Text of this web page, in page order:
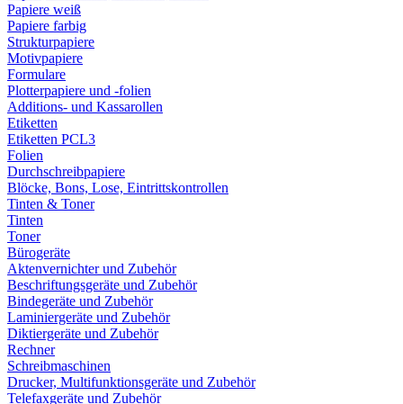
Papiere weiß
Papiere farbig
Strukturpapiere
Motivpapiere
Formulare
Plotterpapiere und -folien
Additions- und Kassarollen
Etiketten
Etiketten PCL3
Folien
Durchschreibpapiere
Blöcke, Bons, Lose, Eintrittskontrollen
Tinten & Toner
Tinten
Toner
Bürogeräte
Aktenvernichter und Zubehör
Beschriftungsgeräte und Zubehör
Bindegeräte und Zubehör
Laminiergeräte und Zubehör
Diktiergeräte und Zubehör
Rechner
Schreibmaschinen
Drucker, Multifunktionsgeräte und Zubehör
Telefaxgeräte und Zubehör